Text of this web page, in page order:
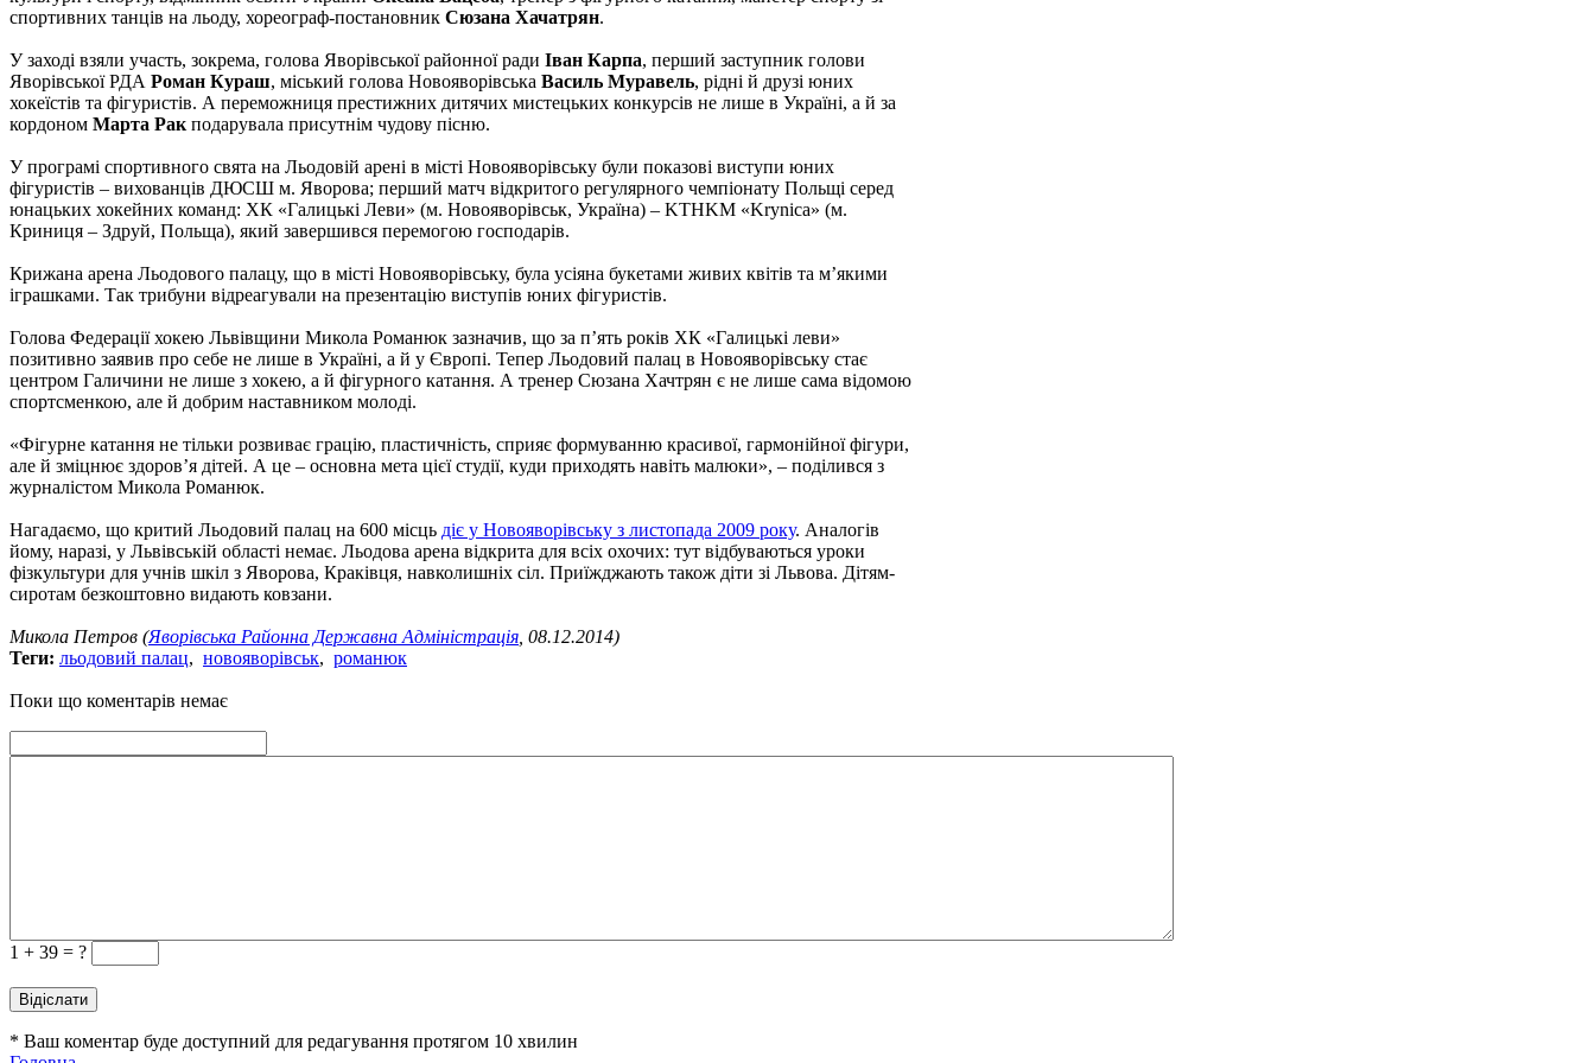
спортивних танців на льоду, хореограф-постановник Сюзана Хачатрян.
У заході взяли участь, зокрема, голова Яворівської районної ради Іван Карпа, перший заступник голови
Яворівської РДА Роман Кураш, міський голова Новояворівська Василь Муравель, рідні й друзі юних
хокеїстів та фігуристів. А переможниця престижних дитячих мистецьких конкурсів не лише в Україні, а й за
кордоном Марта Рак подарувала присутнім чудову пісню.
У програмі спортивного свята на Льодовій арені в місті Новояворівську були показові виступи юних
фігуристів – вихованців ДЮСШ м. Яворова; перший матч відкритого регулярного чемпіонату Польщі серед
юнацьких хокейних команд: ХК «Галицькі Леви» (м. Новояворівськ, Україна) – KTHKM «Krynica» (м.
Криниця – Здруй, Польща), який завершився перемогою господарів.
Крижана арена Льодового палацу, що в місті Новояворівську, була усіяна букетами живих квітів та м’якими
іграшками. Так трибуни відреагували на презентацію виступів юних фігуристів.
Голова Федерації хокею Львівщини Микола Романюк зазначив, що за п’ять років ХК «Галицькі леви»
позитивно заявив про себе не лише в Україні, а й у Європі. Тепер Льодовий палац в Новояворівську стає
центром Галичини не лише з хокею, а й фігурного катання. А тренер Сюзана Хачтрян є не лише сама відомою
спортсменкою, але й добрим наставником молоді.
«Фігурне катання не тільки розвиває грацію, пластичність, сприяє формуванню красивої, гармонійної фігури,
але й зміцнює здоров’я дітей. А це – основна мета цієї студії, куди приходять навіть малюки», – поділився з
журналістом Микола Романюк.
Нагадаємо, що критий Льодовий палац на 600 місць діє у Новояворівську з листопада 2009 року. Аналогів
йому, наразі, у Львівській області немає. Льодова арена відкрита для всіх охочих: тут відбуваються уроки
фізкультури для учнів шкіл з Яворова, Краківця, навколишніх сіл. Приїжджають також діти зі Львова. Дітям-
сиротам безкоштовно видають ковзани.
Микола Петров (Яворівська Районна Державна Адміністрація , 08.12.2014)
Теги: льодовий палац, новояворівськ, романюк
Поки що коментарів немає
1 + 39 = ?
* Ваш коментар буде доступний для редагування протягом 10 хвилин